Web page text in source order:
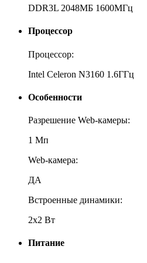
DDR3L 2048МБ 1600МГц
Процессор
Процессор:
Intel Celeron N3160 1.6ГГц
Особенности
Разрешение Web-камеры:
1 Мп
Web-камера:
ДА
Встроенные динамики:
2х2 Вт
Питание